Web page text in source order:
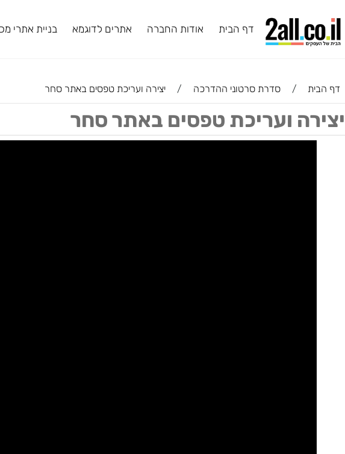
דף הבית אודות החברה אתרים לדוגמא בניית אתרי מכירות
/ סדרת סרטוני ההדרכה / יצירה ועריכת טפסים באתר סחר
ועריכת טפסים באתר סחר